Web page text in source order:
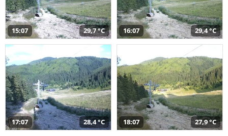
15:07 29,7 °C 16:07 29,4 °C
17:07 28,4 °C 18:07 27,9 °C